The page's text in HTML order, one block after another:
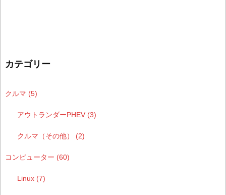
カテゴリー
クルマ (5)
アウトランダーPHEV (3)
クルマ（その他） (2)
コンピューター (60)
Linux (7)